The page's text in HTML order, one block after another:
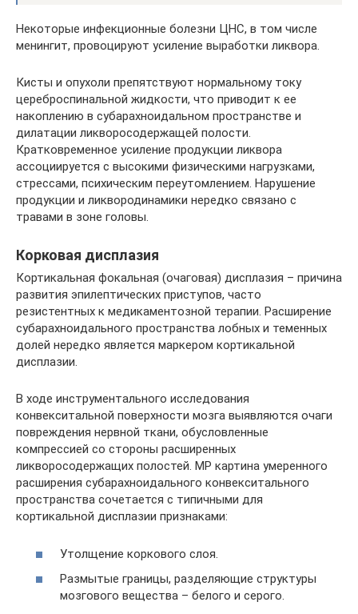
Некоторые инфекционные болезни ЦНС, в том числе
менингит, провоцируют усиление выработки ликвора.
Кисты и опухоли препятствуют нормальному току
цереброспинальной жидкости, что приводит к ее
накоплению в субарахноидальном пространстве и
дилатации ликворосодержащей полости.
Кратковременное усиление продукции ликвора
ассоциируется с высокими физическими нагрузками,
стрессами, психическим переутомлением. Нарушение
продукции и ликвородинамики нередко связано с
травами в зоне головы.
Корковая дисплазия
Кортикальная фокальная (очаговая) дисплазия – причина
развития эпилептических приступов, часто
резистентных к медикаментозной терапии. Расширение
субарахноидального пространства лобных и теменных
долей нередко является маркером кортикальной
дисплазии.
В ходе инструментального исследования
конвекситальной поверхности мозга выявляются очаги
повреждения нервной ткани, обусловленные
компрессией со стороны расширенных
ликворосодержащих полостей. МР картина умеренного
расширения субарахноидального конвекситального
пространства сочетается с типичными для
кортикальной дисплазии признаками:
Утолщение коркового слоя.
Размытые границы, разделяющие структуры
мозгового вещества – белого и серого.